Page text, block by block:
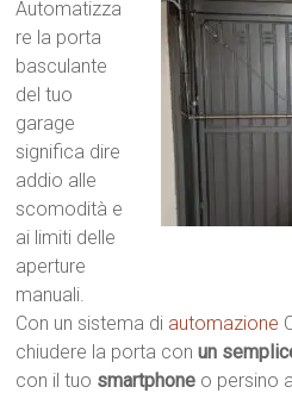
Automatizza
re la porta
basculante
del tuo
garage
significa dire
addio alle
scomodità e
ai limiti delle
aperture
manuali.
Con un sistema di automazione
chiudere la porta conun
con il tuo smartphone o persino